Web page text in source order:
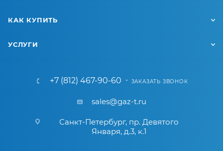
КАК КУПИТЬ
УСЛУГИ
+7 (812) 467-90-60 ЗАКАЗАТЬ ЗВОНОК
sales@gaz-t.ru
Санкт-Петербург, пр. Девятого
Января, д.3, к.1